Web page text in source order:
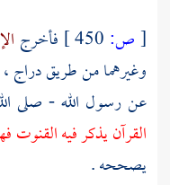
[ص: فأخرج
وغيرهما من طريقدراج
عن رسول الله - صلى
القرآن يذكر فيه القنوت
يصححه .